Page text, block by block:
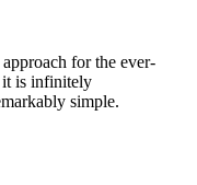
for the ever-
it is infinitely
simple.